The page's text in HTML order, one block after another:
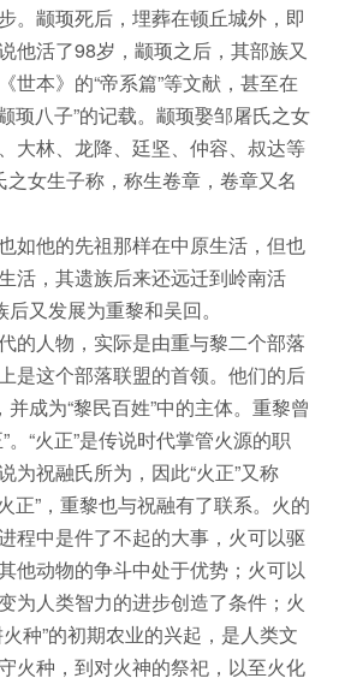
。颛顼死后，埋葬在顿丘城外，即
他活了98岁，颛顼之后，其部族又
世本》的“帝系篇”等文献，甚至在
顼八子”的记载。颛顼娶邹屠氏之女
大林、龙降、廷坚、仲容、叔达等
女生子称，称生卷章，卷章又名
他的先祖那样在中原生活，但也
活，其遗族后来还远迁到岭南活
又发展为重黎和吴回。
人物，实际是由重与黎二个部落
是这个部落联盟的首领。他们的后
并成为“黎民百姓”中的主体。重黎曾
。“火正”是传说时代掌管火源的职
为祝融氏所为，因此“火正”又称
正”，重黎也与祝融有了联系。火的
程中是件了不起的大事，火可以驱
他动物的争斗中处于优势；火可以
为人类智力的进步创造了条件；火
种”的初期农业的兴起，是人类文
火种，到对火神的祭祀，以至火化